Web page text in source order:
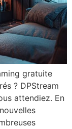
gratuite
? DPStream
attendiez. En